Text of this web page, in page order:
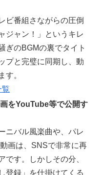
ビ番組さながらの圧倒
ジャン！」というキレ
ぎのBGMの裏でタイト
プと完璧に同期し、動
す。
覧
をYouTube等で公開す
ニバル風楽曲や、パレ
画は、SNSで非常に再
です。しかしその分、
登録」を仕掛けてくる